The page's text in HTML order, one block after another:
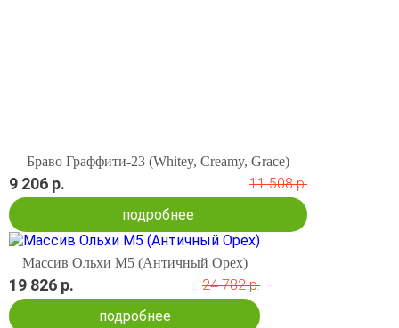
Браво Граффити-23 (Whitey, Creamy, Grace)
9 206 р.
11 508 р.
подробнее
Массив Ольхи М5 (Античный Орех)
19 826 р.
24 782 р.
подробнее